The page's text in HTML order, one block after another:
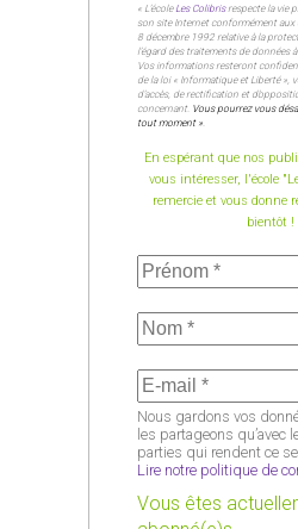
« L’école Les Colibrisrespecte la vie
son site Internet conformément
8 décembre 1992 relative à la
l’égard des traitements de données
Vos informations resteront
de la loi « Informatique et Liberté »,
d’accès, de rectification et
concernant. Vous pourrez vous
tout moment »
En espérant que nos
vous intéresser, l'école
remercie et vous donne
bientôt !
Nous gardons vos
les partageons qu’avec
parties qui rendent ce
Lire notre politique de
Vous êtes